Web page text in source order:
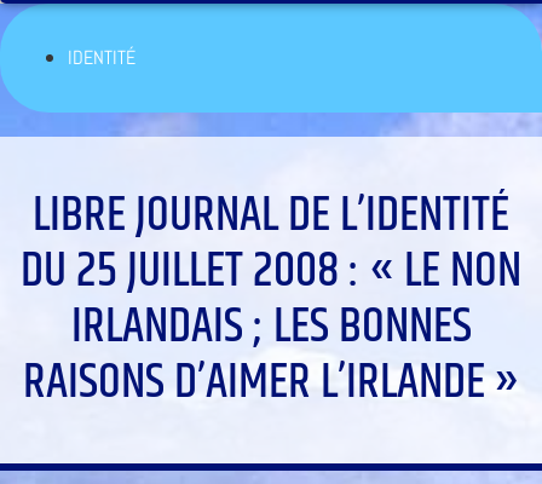
IDENTITÉ
LIBRE JOURNAL DE L’IDENTITÉ
DU 25 JUILLET 2008 : « LE NON
IRLANDAIS ; LES BONNES
RAISONS D’AIMER L’IRLANDE »